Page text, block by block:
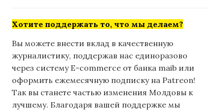
Хотите поддержать то, что мы делаем?
Вы можете внести вклад в качественную
журналистику, поддержав нас единоразово
через систему E-commerce от банка maib или
оформить ежемесячную подписку на Patreon!
Так вы станете частью изменения Молдовы к
лучшему. Благодаря вашей поддержке мы